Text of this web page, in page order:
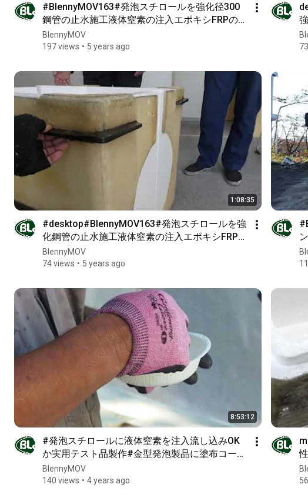
#BlennyMOV163#発泡スチロールを強化径300
鋼管の止水施工液体窒素の注入エポキシFRPの材
料開発FRP仕様#GM6815GM6800とGM1508ハ
イブリッドGクロスとスーバーポリ#3th
BlennyMOV
197 views
5 years ago
1:08:35
#desktop#BlennyMOV163#発泡スチロールを強
化鋼管の止水施工液体窒素の注入エポキシFRP材
料開発FRP仕様#GM6815GM6800とGM1508ハ
イブリッドGクロスとポリc#3th
BlennyMOV
74 views
5 years ago
8:53:12
#発泡スチロールに液体窒素を注入流し込みOK
か実用テスト品製作#金型発泡製品に塗布コート
と#150ガラススクロス積層#カット剥がれ確認
発泡スチロール板GM6815積層#BlennyMOV163-
BlennyMOV
140 views
4 years ago